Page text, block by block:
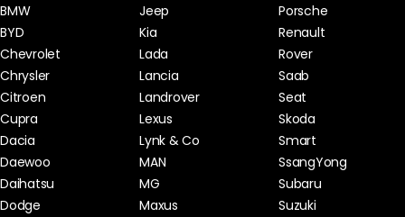
BMW
BYD
Chevrolet
Chrysler
Citroen
Cupra
Dacia
Daewoo
Daihatsu
Dodge
Jeep
Kia
Lada
Lancia
Landrover
Lexus
Lynk & Co
MAN
MG
Maxus
Porsche
Renault
Rover
Saab
Seat
Skoda
Smart
SsangYong
Subaru
Suzuki